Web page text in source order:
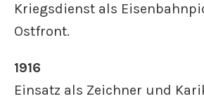
Kriegsdienst als
Ostfront.
1916
Einsatz als Zeichner und